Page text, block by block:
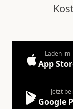
Laden im
App
Jetzt bei
Google